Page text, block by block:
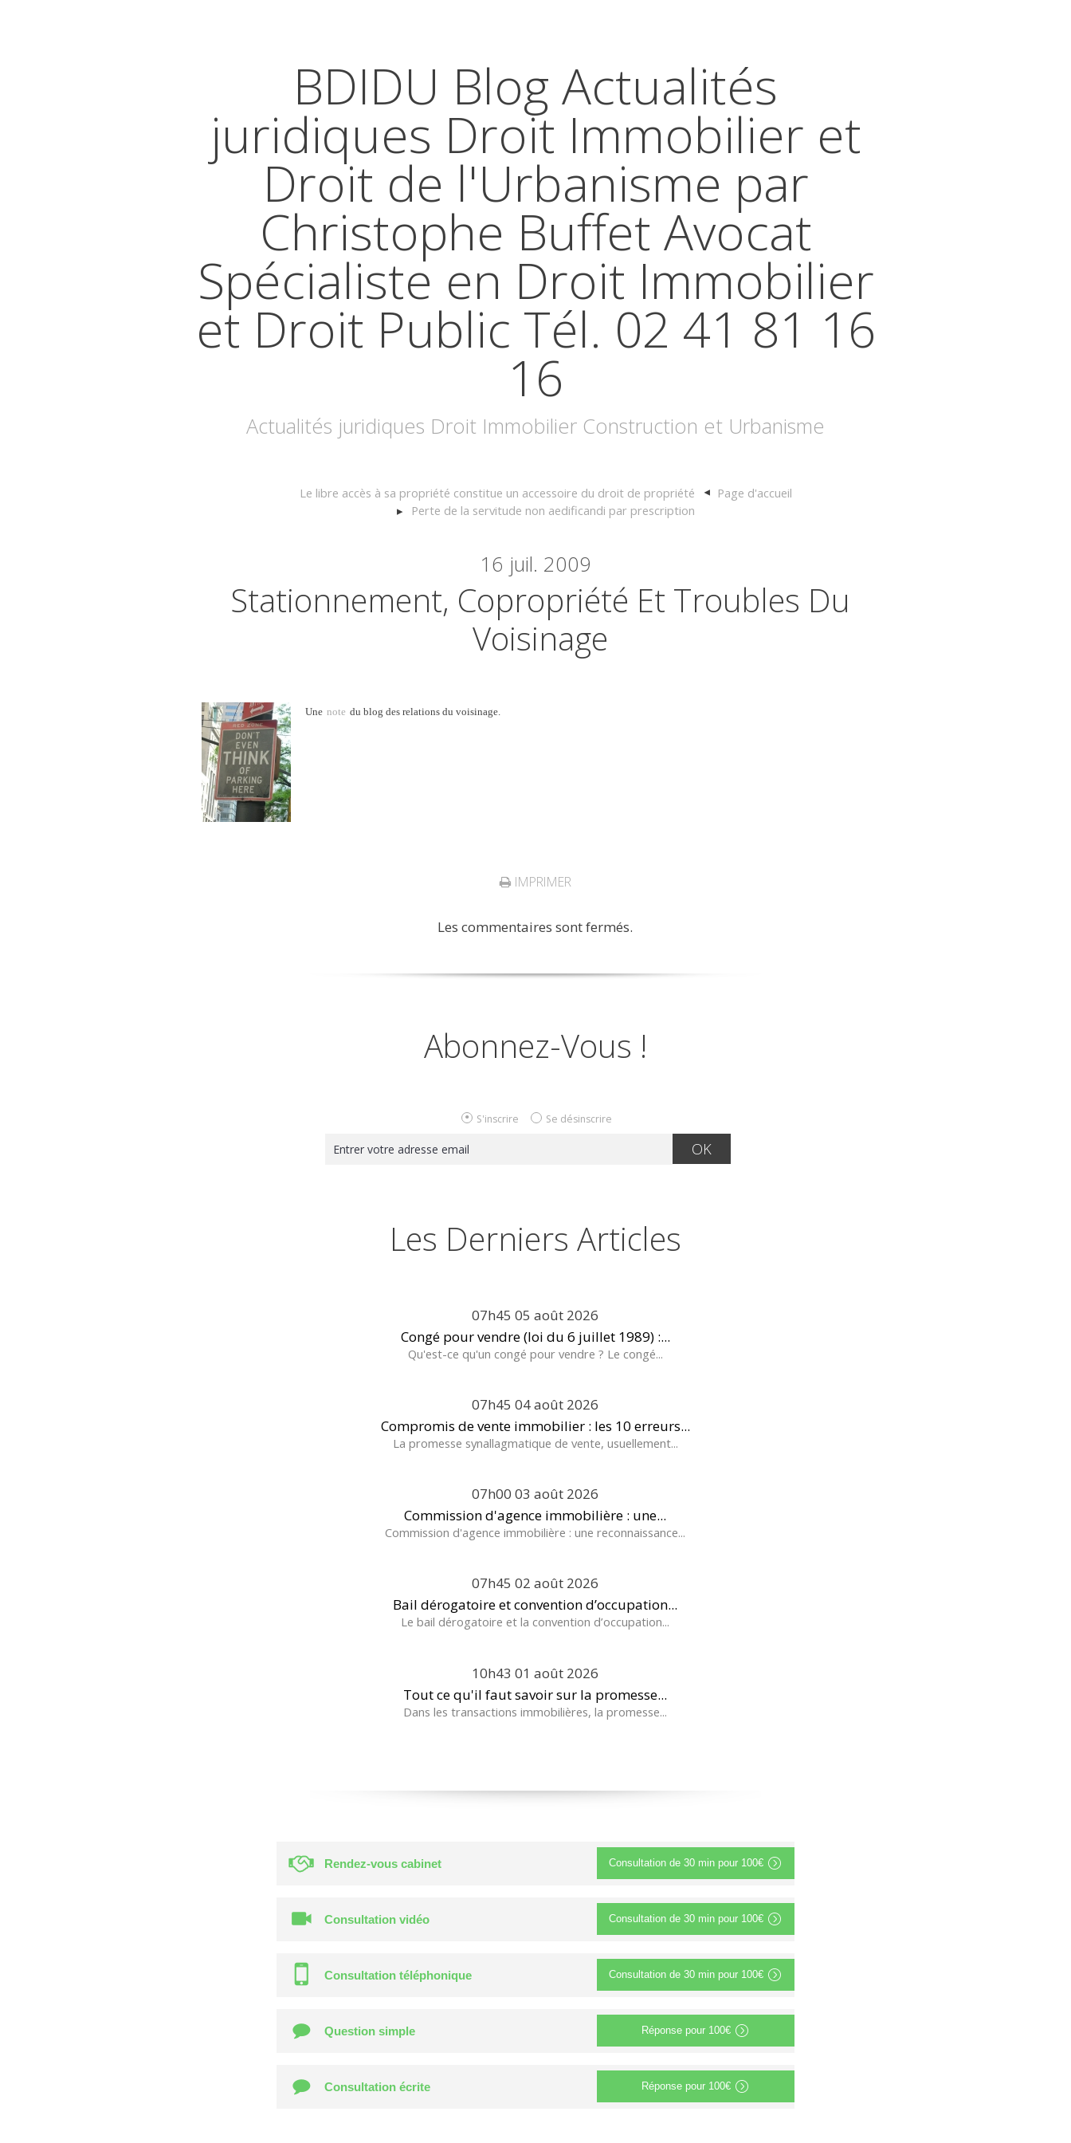
BDIDU Blog Actualités
juridiques Droit Immobilier et
Droit de l'Urbanisme par
Christophe Buffet Avocat
Spécialiste en Droit Immobilier
et Droit Public Tél. 02 41 81 16
16
Actualités juridiques Droit Immobilier Construction et Urbanisme
Le libre accès à sa propriété constitue un accessoire du droit de propriété
Page d'accueil
Perte de la servitude non aedificandi par prescription
16 juil. 2009
Stationnement, Copropriété Et Troubles Du
Voisinage
Une note du blog des relations du voisinage.
IMPRIMER
Les commentaires sont fermés.
Abonnez-Vous !
S'inscrire Se désinscrire
Les Derniers Articles
07h45 05 août 2026
Congé pour vendre (loi du 6 juillet 1989) :...
Qu'est-ce qu'un congé pour vendre ? Le congé...
07h45 04août 2026
Compromis de vente immobilier : les 10 erreurs...
La promesse synallagmatique de vente, usuellement...
07h00 03 août 2026
Commission d'agence immobilière : une...
Commission d'agence immobilière : une reconnaissance...
07h45 02 août 2026
Bail dérogatoire et convention d’occupation...
Le bail dérogatoire et la convention d’occupation...
10h43 01 août 2026
Tout ce qu'il faut savoir sur la promesse...
Dans les transactions immobilières, la promesse...
Rendez-vous cabinet Consultation de 30 min pour 100€
Consultation vidéo Consultation de 30 min pour 100€
Consultation téléphonique Consultation de 30 min pour 100€
Question simple Réponse pour 100€
Consultation écrite Réponse pour 100€